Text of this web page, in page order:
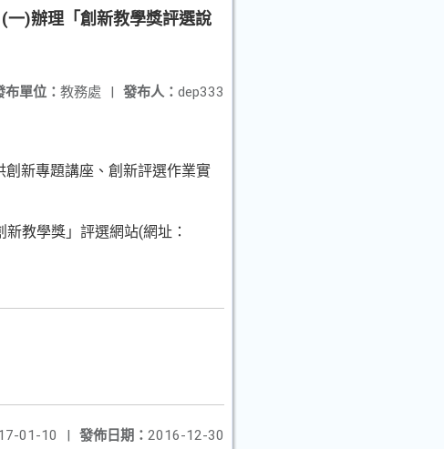
一)辦理「創新教學獎評選說
發布人： dep333
布單位： 教務處 |
新專題講座、創新評選作業實
教學獎」評選網站(網址：
發佈日期： 2016-12-30
01-10 |